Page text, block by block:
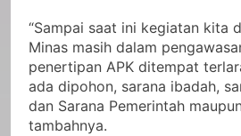
“Sampai saat ini kegiatan kita
Minas masih dalam
penertipan APK ditempat
ada dipohon, sarana ibadah,
dan Sarana Pemerintah
tambahnya.